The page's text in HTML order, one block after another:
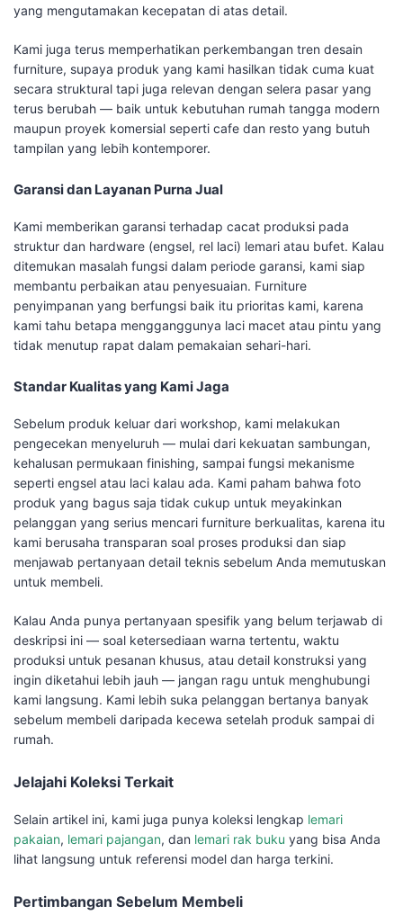
yang mengutamakan kecepatan di atas detail.
Kami juga terus memperhatikan perkembangan tren desain
furniture, supaya produk yang kami hasilkan tidak cuma kuat
secara struktural tapi juga relevan dengan selera pasar yang
terus berubah — baik untuk kebutuhan rumah tangga modern
maupun proyek komersial seperti cafe dan resto yang butuh
tampilan yang lebih kontemporer.
Garansi dan Layanan Purna Jual
Kami memberikan garansi terhadap cacat produksi pada
struktur dan hardware (engsel, rel laci) lemari atau bufet. Kalau
ditemukan masalah fungsi dalam periode garansi, kami siap
membantu perbaikan atau penyesuaian. Furniture
penyimpanan yang berfungsi baik itu prioritas kami, karena
kami tahu betapa mengganggunya laci macet atau pintu yang
tidak menutup rapat dalam pemakaian sehari-hari.
Standar Kualitas yang Kami Jaga
Sebelum produk keluar dari workshop, kami melakukan
pengecekan menyeluruh — mulai dari kekuatan sambungan,
kehalusan permukaan finishing, sampai fungsi mekanisme
seperti engsel atau laci kalau ada. Kami paham bahwa foto
produk yang bagus saja tidak cukup untuk meyakinkan
pelanggan yang serius mencari furniture berkualitas, karena itu
kami berusaha transparan soal proses produksi dan siap
menjawab pertanyaan detail teknis sebelum Anda memutuskan
untuk membeli.
Kalau Anda punya pertanyaan spesifik yang belum terjawab di
deskripsi ini — soal ketersediaan warna tertentu, waktu
produksi untuk pesanan khusus, atau detail konstruksi yang
ingin diketahui lebih jauh — jangan ragu untuk menghubungi
kami langsung. Kami lebih suka pelanggan bertanya banyak
sebelum membeli daripada kecewa setelah produk sampai di
rumah.
Jelajahi Koleksi Terkait
Selain artikel ini, kami juga punya koleksi lengkap lemari
pakaian, lemari pajangan, dan lemari rak buku yang bisa Anda
lihat langsung untuk referensi model dan harga terkini.
Pertimbangan Sebelum Membeli